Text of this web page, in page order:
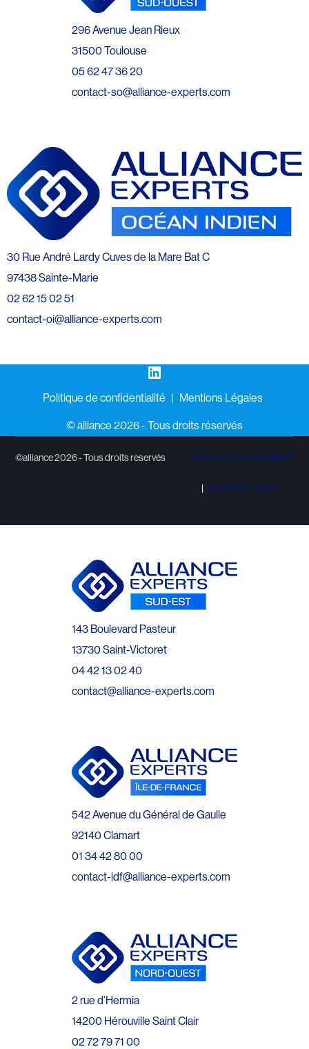
296 Avenue Jean Rieux
31500 Toulouse
05 62 47 36 20
contact-so@alliance-experts.com
30 Rue André Lardy Cuves de la Mare Bat C
97438 Sainte-Marie
02 62 15 02 51
contact-oi@alliance-experts.com
LinkedIn
Politique de confidentialité Mentions Légales
©️ alliance 2026 - Tous droits réservés
©alliance 2026 - Tous droits reservés Politique de confidentialité
Mentions Légales
143 Boulevard Pasteur
13730 Saint-Victoret
04 42 13 02 40
contact@alliance-experts.com
542 Avenue du Général de Gaulle
92140 Clamart
01 34 42 80 00
contact-idf@alliance-experts.com
2 rue d’Hermia
14200 Hérouville Saint Clair
02 72 79 71 00